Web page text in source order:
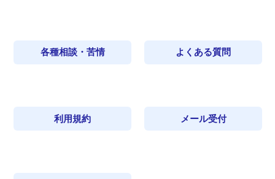
各種相談・苦情 よくある質問
利用規約 メール受付